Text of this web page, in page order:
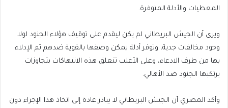
المعطيات والأدلة المتوفرة.
ويرى أن الجيش البريطاني لم يكن ليقدم على توقيف هؤلاء الجنود لولا
وجود مخالفات جدية، وتوفر أدلة يمكن وصفها بالقوية ضدهم تم الإدلاء
بها من طرف الادعاء، وعلى الأغلب تتعلق هذه الانتهاكات بتجاوزات
يرتكبها الجنود ضد الأهالي.
وأكد المصري أن الجيش البريطاني لا يبادر عادة إلى اتخاذ هذا الإجراء دون